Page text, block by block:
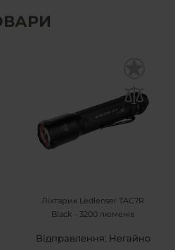
Ліхтарик Ledlenser TAC7R
Black - 3200 люменів
Відправлення: Негайно